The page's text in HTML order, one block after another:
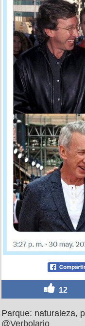
12
Parque: naturaleza,
@Verbolario